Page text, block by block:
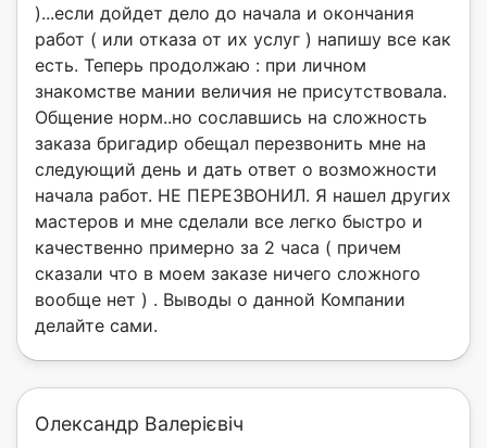
)...если дойдет дело до начала и окончания
работ ( или отказа от их услуг ) напишу все как
есть. Теперь продолжаю : при личном
знакомстве мании величия не присутствовала.
Общение норм..но сославшись на сложность
заказа бригадир обещал перезвонить мне на
следующий день и дать ответ о возможности
начала работ. НЕ ПЕРЕЗВОНИЛ. Я нашел других
мастеров и мне сделали все легко быстро и
качественно примерно за 2 часа ( причем
сказали что в моем заказе ничего сложного
вообще нет ) . Выводы о данной Компании
делайте сами.
Олександр Валерієвіч